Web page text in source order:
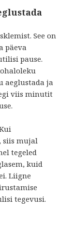
See on
päeva
pause.
aeglustada ja
viis minutit
siis mujal
tegeled
kuid
Liigne
tegevusi.